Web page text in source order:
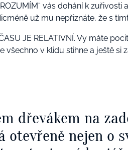
vás dohání k
už mu nepřiznáte, že s
JE RELATIVNÍ. Vy máte
všechno v klidu stihne a ještě si
dřevákem na
otevřeně nejen o